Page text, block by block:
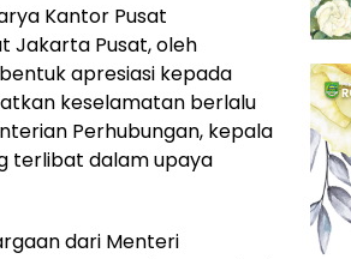
Kantor Pusat
Jakarta Pusat, oleh
apresiasi kepada
keselamatan berlalu
Perhubungan, kepala
terlibat dalam upaya
dari Menteri